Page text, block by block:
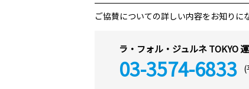
ご協賛についての詳しい内容をお知りに
ラ・フォル・ジュルネ TOKYO
03-3574-6833 (